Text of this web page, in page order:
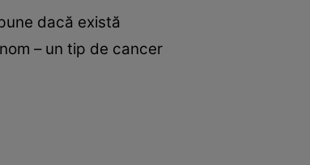
dacă există
– un tip de cancer